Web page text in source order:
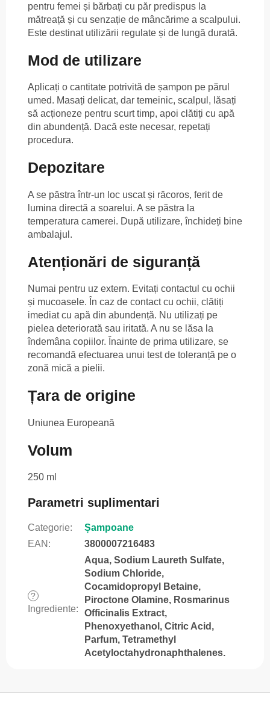
pentru femei și bărbați cu păr predispus la
mătreață și cu senzație de mâncărime a scalpului.
Este destinat utilizării regulate și de lungă durată.
Mod de utilizare
Aplicați o cantitate potrivită de șampon pe părul
umed. Masați delicat, dar temeinic, scalpul, lăsați
să acționeze pentru scurt timp, apoi clătiți cu apă
din abundență. Dacă este necesar, repetați
procedura.
Depozitare
A se păstra într-un loc uscat și răcoros, ferit de
lumina directă a soarelui. A se păstra la
temperatura camerei. După utilizare, închideți bine
ambalajul.
Atenționări de siguranță
Numai pentru uz extern. Evitați contactul cu ochii
și mucoasele. În caz de contact cu ochii, clătiți
imediat cu apă din abundență. Nu utilizați pe
pielea deteriorată sau iritată. A nu se lăsa la
îndemâna copiilor. Înainte de prima utilizare, se
recomandă efectuarea unui test de toleranță pe o
zonă mică a pielii.
Țara de origine
Uniunea Europeană
Volum
250 ml
Parametri suplimentari
Categorie:
Șampoane
EAN : 3800007216483
?
Ingrediente:
Aqua, Sodium Laureth Sulfate,
Sodium Chloride,
Cocamidopropyl Betaine,
Piroctone Olamine, Rosmarinus
Officinalis Extract,
Phenoxyethanol, Citric Acid,
Parfum, Tetramethyl
Acetyloctahydronaphthalenes.